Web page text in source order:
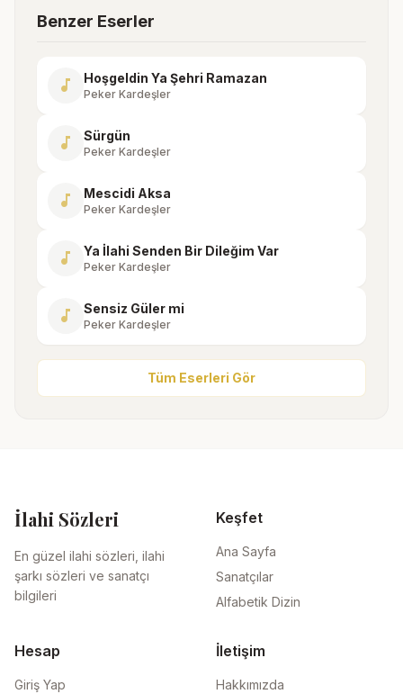
Benzer Eserler
music_note Hoşgeldin Ya Şehri Ramazan
Peker Kardeşler
music_note Sürgün
Peker Kardeşler
music_note Mescidi Aksa
Peker Kardeşler
music_note Ya İlahi Senden Bir Dileğim Var
Peker Kardeşler
music_note Sensiz Güler mi
Peker Kardeşler
Tüm Eserleri Gör
İlahi Sözleri
En güzel ilahi sözleri, ilahi
şarkı sözleri ve sanatçı
bilgileri
Keşfet
Ana Sayfa
Sanatçılar
Alfabetik Dizin
Hesap
Giriş Yap
İletişim
Hakkımızda